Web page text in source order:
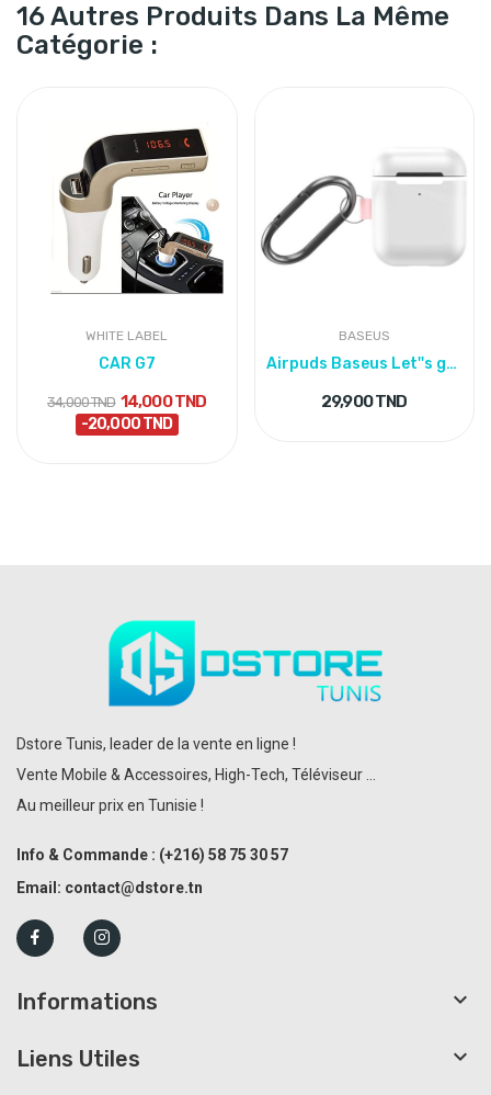
16 Autres Produits Dans La Même
Catégorie :
WHITE LABEL
CAR G7
34,000 TND 14,000 TND
-20,000 TND
BASEUS
Airpuds Baseus Let''s go Woven Label Hook Case
29,900 TND
Dstore Tunis, leader de la vente en ligne !
Vente Mobile & Accessoires, High-Tech, Téléviseur ...
Au meilleur prix en Tunisie !
Info & Commande : (+216) 58 75 30 57
Email: contact@dstore.tn
Informations 
Liens Utiles 